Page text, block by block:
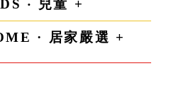
‧ 兒童 +
· 居家嚴選 +